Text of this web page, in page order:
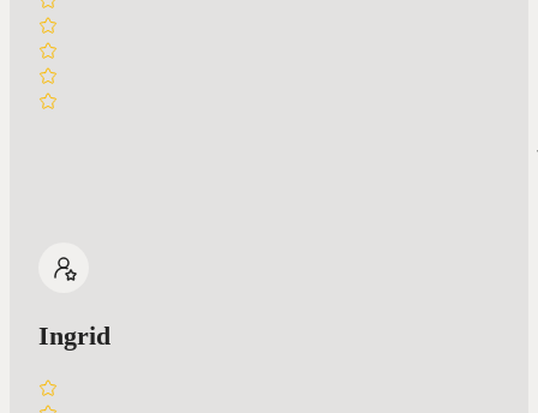
Ingrid